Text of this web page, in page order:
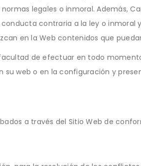
legales o inmoral. Además,
contraria a la ley o inmoral
en la Web contenidos que
de efectuar en todo
web o en la configuración y
a través del Sitio Web de